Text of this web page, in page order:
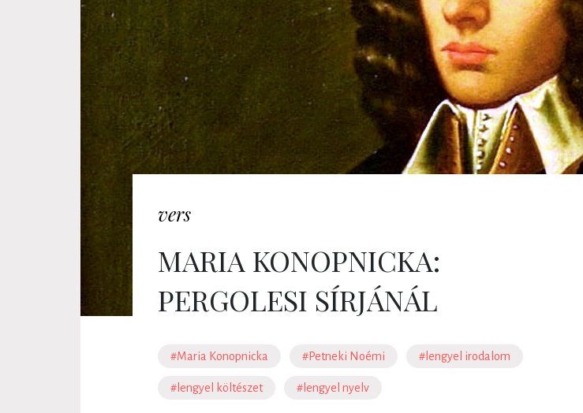
vers
MARIA KONOPNICKA:
PERGOLESI SÍRJÁNÁL
#Maria Konopnicka #Petneki Noémi #lengyel irodalom
#lengyel költészet #lengyel nyelv